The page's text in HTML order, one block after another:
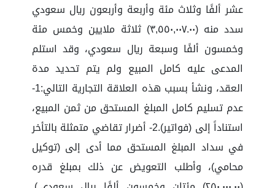
عشر ألفًا وثلاث مئة وأربعة وأربعون ريال سعودي
سدد منه (٣,٥٥٠,٠٠٧.٠٠) ثلاثة ملايين وخمس مئة
وخمسون ألفًا وسبعة ريال سعودي، وقد استلم
المدعى عليه كامل المبيع ولم يتم تحديد مدة
العقد، ونشأ بسبب هذه العلاقة التجارية التالي:1-
عدم تسليم كامل المبلغ المستحق من ثمن المبيع،
استناداً إلى (فواتير).2- أضرار تقاضي متمثلة بالتأخر
في سداد المبلغ المستحق مما أدى إلى (توكيل
محامي)، وأطلب التعويض عن ذلك بمبلغ قدره